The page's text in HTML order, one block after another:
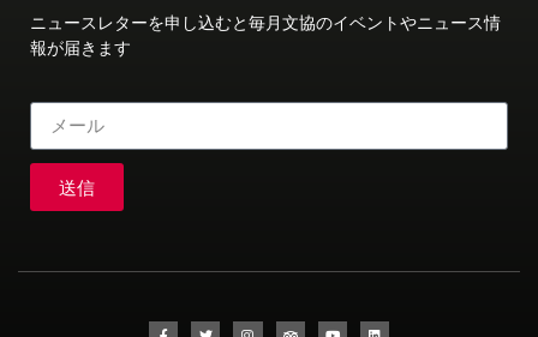
ニュースレターを申し込むと毎月文協のイベントやニュース情
報が届きます
送信